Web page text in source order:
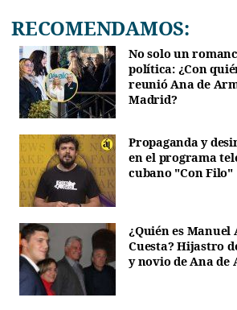
RECOMENDAMOS:
No solo un
política: ¿Con
reunió Ana de
Madrid?
Propaganda y
en el programa
cubano "Con Filo"
¿Quién es Manuel
Cuesta? Hijastro
y novio de Ana de